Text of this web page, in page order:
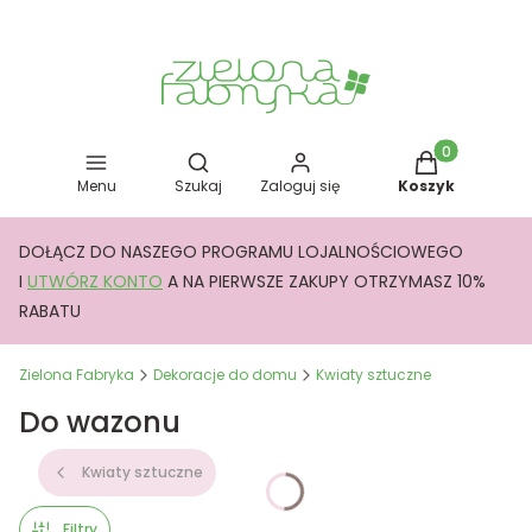
Menu
Otwórz wyszukiwarkę
Szukaj Zaloguj się
Produkty w
Koszyk
DOŁĄCZ DO NASZEGO PROGRAMU LOJALNOŚCIOWEGO
I UTWÓRZ KONTO A NA PIERWSZE ZAKUPY OTRZYMASZ 10%
RABATU
Zielona Fabryka Dekoracje do domu Kwiaty sztuczne
Do wazonu
Kwiaty sztuczne